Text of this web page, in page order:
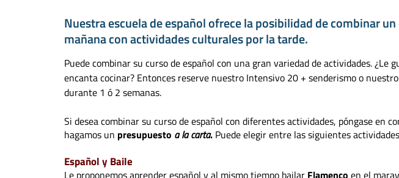
Nuestra escuela de español ofrece la posibilidad de combinar
mañana con actividades culturales por la tarde.
Puede combinar su curso de español con una gran variedad de actividades. ¿Le
encanta cocinar? Entonces reserve nuestro Intensivo 20 + senderismo o
durante 1 ó 2 semanas.
Si desea combinar su curso de español con diferentes actividades, póngase en
hagamos un presupuesto a la carta. Puede elegir entre las siguientes
Español y Baile